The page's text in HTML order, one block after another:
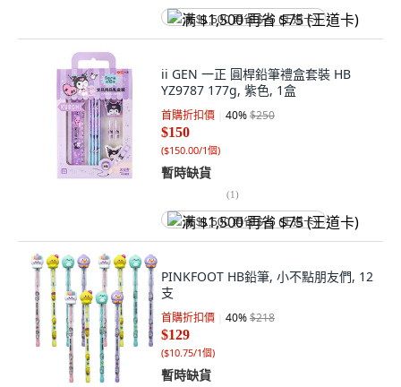
满 $1,500 再省 $75 (王道卡)
ii GEN 一正 圓桿鉛筆禮盒套裝 HB
YZ9787 177g, 紫色, 1盒
首購折扣價 40%$250
$150
($150.00/1個)
暫時缺貨
(1)
满 $1,500 再省 $75 (王道卡)
PINKFOOT HB鉛筆, 小不點朋友們, 12
支
首購折扣價 40%$218
$129
($10.75/1個)
暫時缺貨